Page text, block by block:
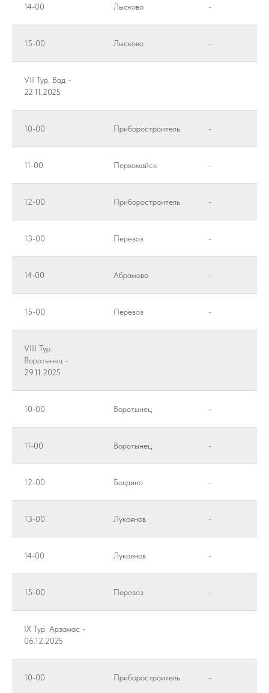
14-00 Лысково -
15-00 Лысково -
VII Тур. Вад -
22.11.2025
10-00 Приборостроитель -
11-00 Первомайск -
12-00 Приборостроитель -
13-00 Перевоз -
14-00 Абрамово -
15-00 Перевоз -
VIII Тур.
Воротынец -
29.11.2025
10-00 Воротынец -
11-00 Воротынец -
12-00 Болдино -
13-00 Лукоянов -
14-00 Лукоянов -
15-00 Перевоз -
IX Тур. Арзамас -
06.12.2025
10-00 Приборостроитель -